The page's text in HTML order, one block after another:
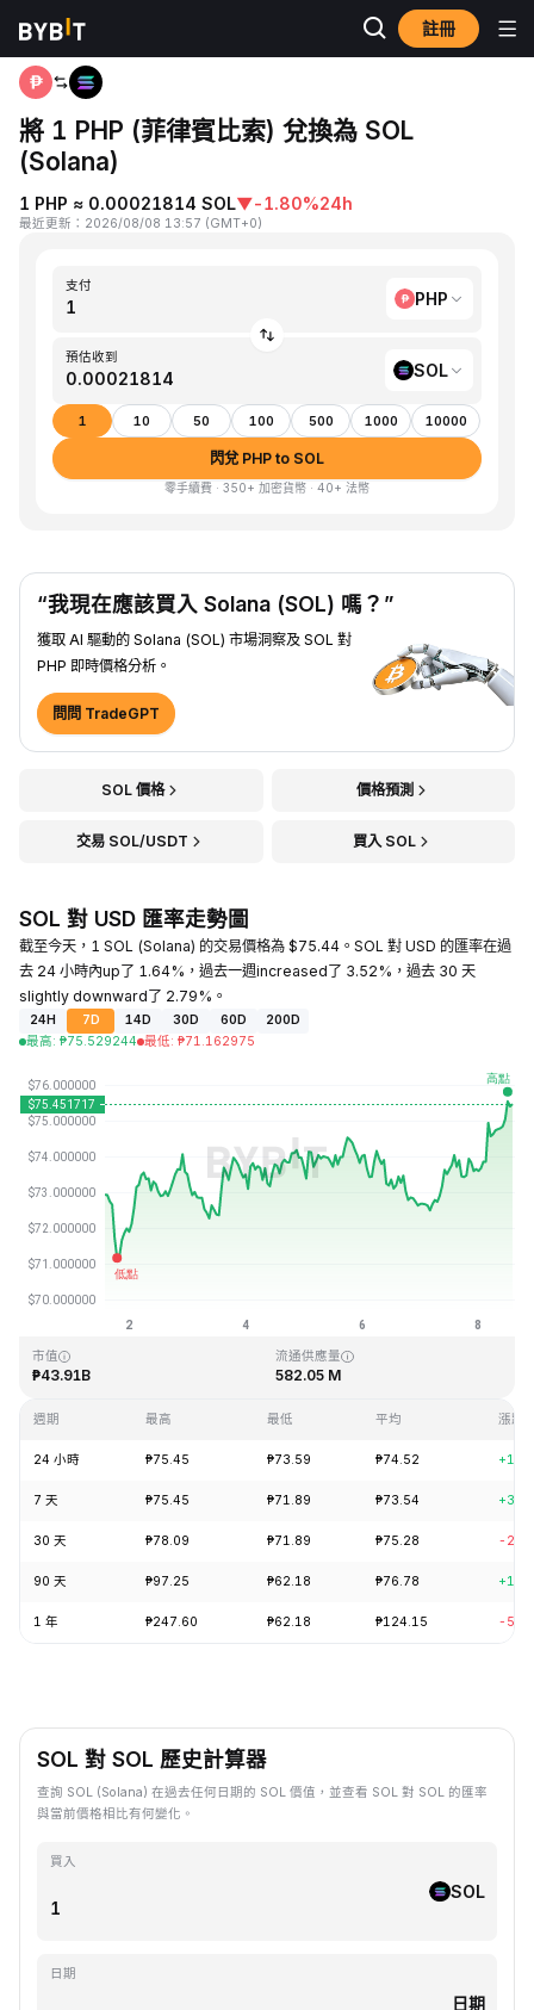
註冊
首頁 PHP to SOL
將 1 PHP (菲律賓比索) 兌換為 SOL
(Solana)
1 PHP ≈ 0.00021814 SOL▼-1.80%24h
最近更新 ： 2026/08/08 13:57 (GMT+0)
支付
PHP
預估收到
SOL
1 10 50 100 500 1000 10000
閃兌 PHP to SOL
零手續費 · 350+ 加密貨幣 · 40+ 法幣
“我現在應該買入 Solana (SOL) 嗎？”
獲取 AI 驅動的 Solana (SOL) 市場洞察及 SOL 對
PHP 即時價格分析。
問問 TradeGPT
SOL 價格 價格預測
交易 SOL/USDT 買入 SOL
SOL 對 USD 匯率走勢圖
截至今天，1 SOL (Solana) 的交易價格為 $75.44。SOL 對 USD 的匯率在過
去 24 小時內up了 1.64%，過去一週increased了 3.52%，過去 30 天
slightly downward了 2.79%。
24H 7D 14D 30D 60D
200D
最高: ₱75.529244 最低: ₱71.162975
最近更新時間：2026-08-08 13:57 (GMT+0)
歷史最高價格
市值
₱43.91B
流通供應量
582.05 M
週期 最高 最低 平均 漲跌
24 小時 ₱75.45 ₱73.59 ₱74.52
7 天 ₱75.45 ₱71.89 ₱73.54
30 天 ₱78.09 ₱71.89 ₱75.28 -
90 天 ₱97.25 ₱62.18 ₱76.78
1 年 ₱247.60 ₱62.18 ₱124.15 -
SOL 對 SOL 歷史計算器
查詢 SOL (Solana) 在過去任何日期的 SOL 價值，並查看 SOL 對 SOL 的匯率
與當前價格相比有何變化。
買入
SOL
日期
日期